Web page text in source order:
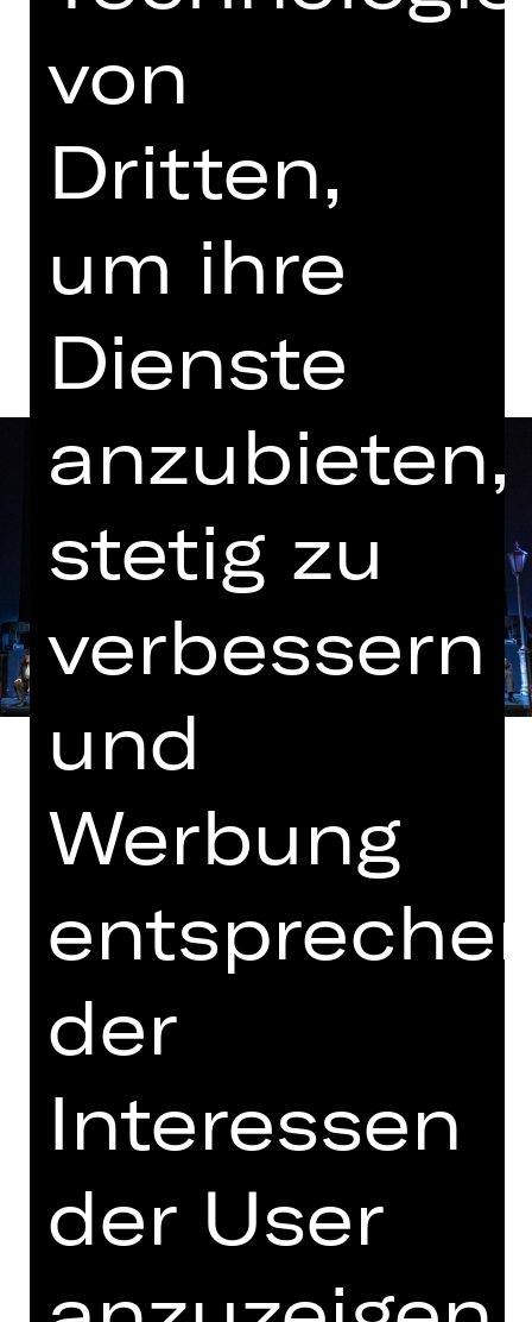
19.00 Uhr Einführung
Opernhaus
Termine in aktueller Spielzeit
Termine und Besetzung
In deutscher Sprache mit deutschen
In Zusammenarbeit mit der
Bayerischen Theaterakademie August
Everding
Hinweis auf sensible Inhalte
Mr. Peachum und seine Frau
betreiben ein florierendes Bettler-
Unternehmen in London, aber privat
läuft es leider nicht so gut. Ihre
einzige Tochter Polly hat sich in
Mackie Messer verliebt, Englands
Ganoven. Der ist nur deshalb noch
von
Dritten,
um ihre
Dienste
anzubieten,
stetig zu
verbessern
und
Werbung
der
Interessen
der User